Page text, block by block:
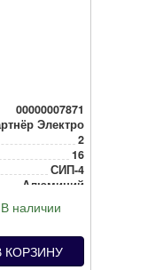
00000007871
Электро
2
16
СИП-4
Алюминий
В наличии
КОРЗИНУ